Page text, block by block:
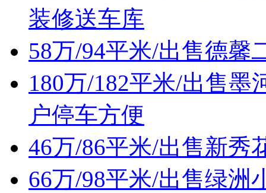
装修送车库
58万/94平米/出售德馨
180万/182平米/出售
户停车方便
46万/86平米/出售新秀
66万/98平米/出售绿洲